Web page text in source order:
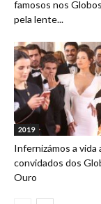
famosos nos
pela lente...
2019
Infernizámos a vida
convidados dos
Ouro